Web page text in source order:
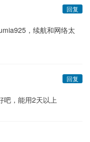
回复
，续航和网络太
回复
吧，能用2天以上